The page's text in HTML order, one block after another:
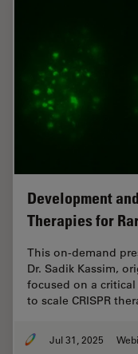
Development
Therapies for
This on-demand
Dr. Sadik Kassim,
focused on a
to scale CRISPR
Jul 31, 2025